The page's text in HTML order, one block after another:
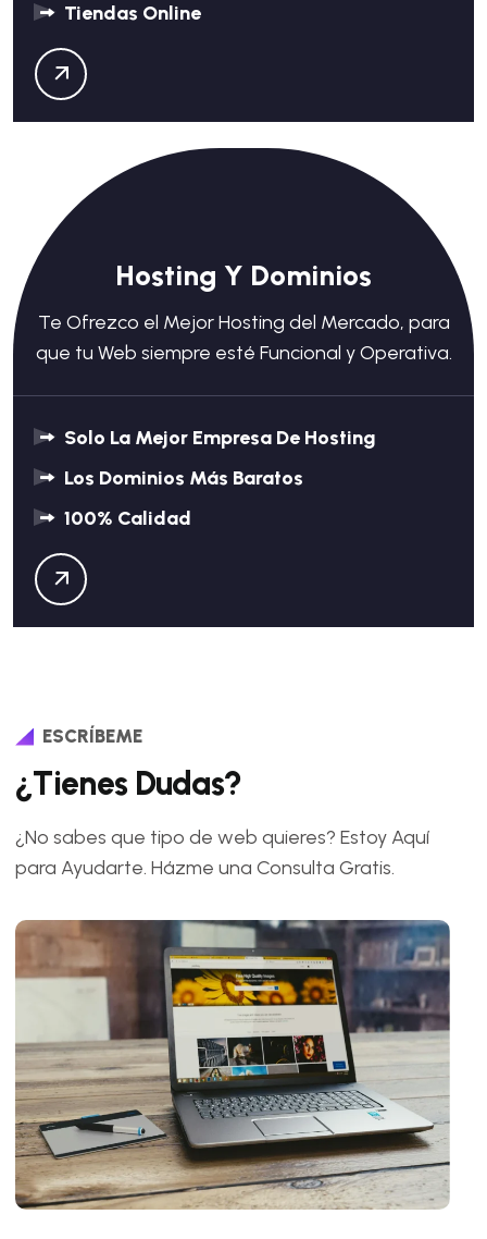
Tiendas Online
Hosting Y Dominios
Te Ofrezco el Mejor Hosting del Mercado, para
que tu Web siempre esté Funcional y Operativa.
Solo La Mejor Empresa De Hosting
Los Dominios Más Baratos
100% Calidad
ESCRÍBEME
¿Tienes Dudas?
¿No sabes que tipo de web quieres? Estoy Aquí
para Ayudarte. Házme una Consulta Gratis.